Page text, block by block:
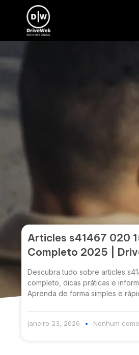
Articles s41467 020
Completo 2025 |
Descubra tudo sobre articles
completo, dicas práticas e
Aprenda de forma simples e
janeiro 23, 2026 Nenhum